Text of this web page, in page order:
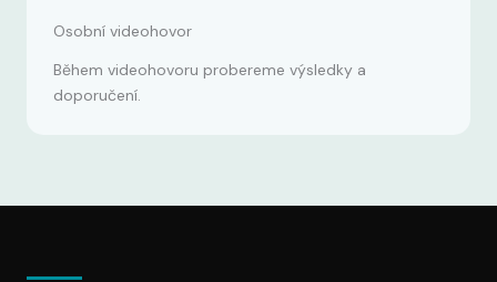
Osobní videohovor
Během videohovoru probereme výsledky a
doporučení.